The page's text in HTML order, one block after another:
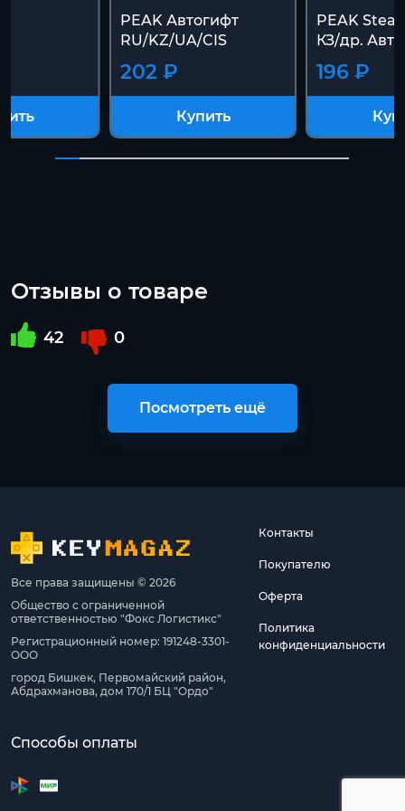
PEAK Автогифт
RU/KZ/UA/CIS
202 ₽
Купить
PEAK
КЗ/др.
196 ₽
Отзывы о товаре
42 0
Посмотреть ещё
Все права защищены © 2026
Общество с ограниченной
ответственностью "Фокс Логистикс"
Регистрационный номер: 191248-3301-
ООО
город Бишкек, Первомайский район,
Абдрахманова, дом 170/1 БЦ "Ордо"
Контакты
Покупателю
Оферта
Политика
конфиденциальности
Способы оплаты